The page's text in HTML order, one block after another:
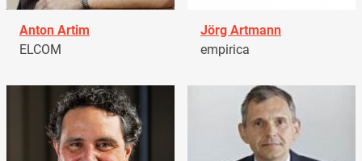
Anton Artim
ELCOM
Jörg Artmann
empirica